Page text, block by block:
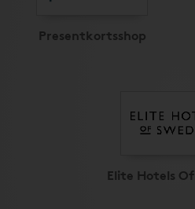
Presentkortsshop
Elite Hotels